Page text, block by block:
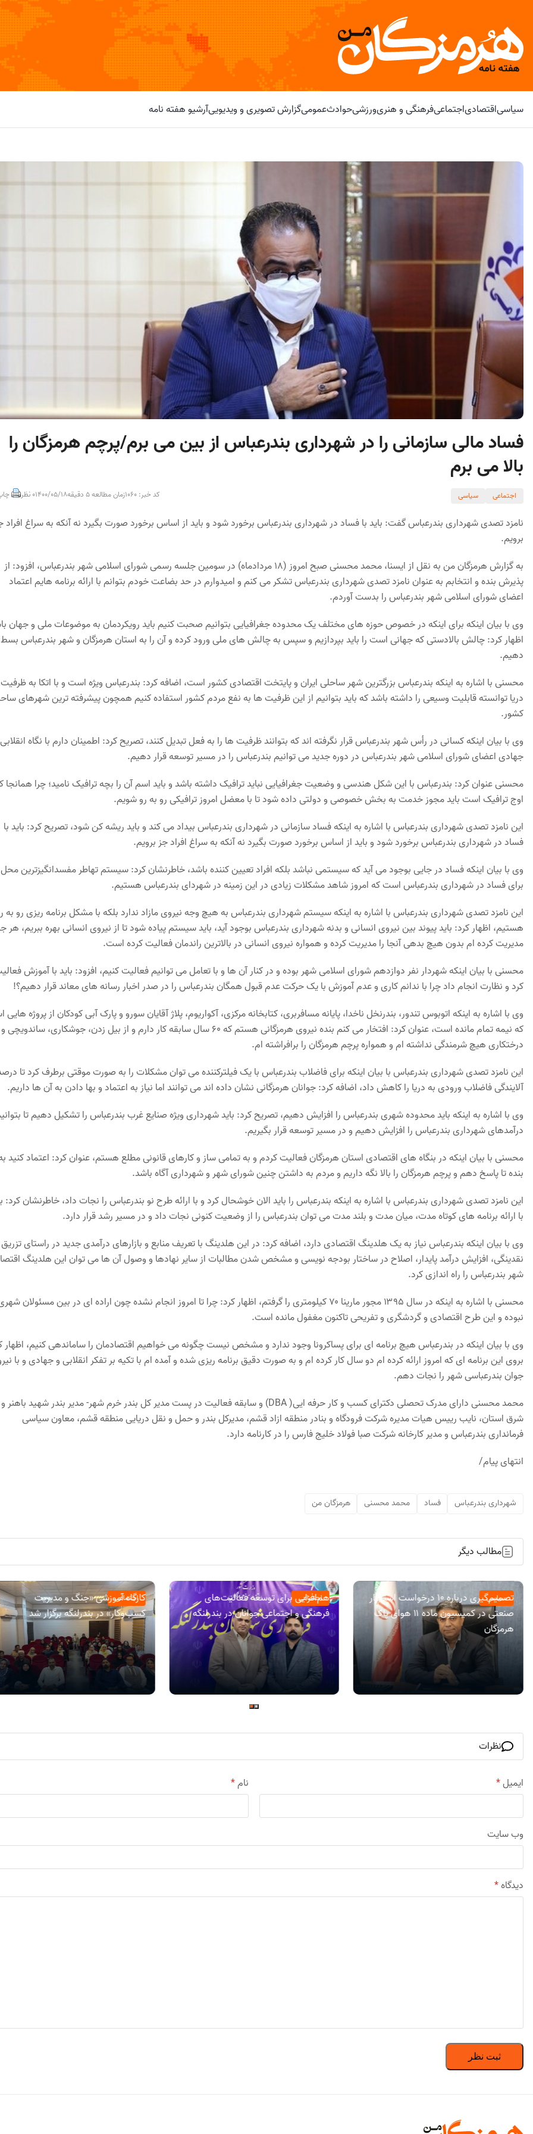
سیاسیاقتصادیاجتماعیفرهنگی و هنریورزشیحوادثعمومیگزارش تصویری و ویدیوییآرشیو هفته نامه
فساد مالی سازمانی را در شهرداری بندرعباس از بین می برم/پرچم هرمزگان را
بالا می برم
اجتماعی سیاسی کد خبر: 1060 زمان مطالعه 5 دقیقه 1400/05/180 نظر
نامزد تصدی شهرداری بندرعباس گفت: باید با فساد در شهرداری بندرعباس برخورد شود و باید از اساس برخورد صورت بگیرد نه آنکه به سراغ افراد
برویم.
به گزارش هرمزگان من به نقل از ایسنا، محمد محسنی صبح امروز (۱۸ مردادماه) در سومین جلسه رسمی شورای اسلامی شهر بندرعباس، افزود: از
پذیرش بنده و انتخابم به عنوان نامزد تصدی شهرداری بندرعباس تشکر می کنم و امیدوارم در حد بضاعت خودم بتوانم با ارائه برنامه هایم اعتماد
اعضای شورای اسلامی شهر بندرعباس را بدست آوردم.
وی با بیان اینکه برای اینکه در خصوص حوزه های مختلف یک محدوده جغرافیایی بتوانیم صحبت کنیم باید رویکردمان به موضوعات ملی و جهان
اظهار کرد: چالش بالادستی که جهانی است را باید بپردازیم و سپس به چالش های ملی ورود کرده و آن را به استان هرمزگان و شهر بندرعباس
دهیم.
محسنی با اشاره به اینکه بندرعباس بزرگترین شهر ساحلی ایران و پایتخت اقتصادی کشور است، اضافه کرد: بندرعباس ویژه است و با اتکا به ظرفیت
دریا توانسته قابلیت وسیعی را داشته باشد که باید بتوانیم از این ظرفیت ها به نفع مردم کشور استفاده کنیم همچون پیشرفته ترین شهرهای
کشور.
وی با بیان اینکه کسانی در رأس شهر بندرعباس قرار نگرفته اند که بتوانند ظرفیت ها را به فعل تبدیل کنند، تصریح کرد: اطمینان دارم با نگاه
جهادی اعضای شورای اسلامی شهر بندرعباس در دوره جدید می توانیم بندرعباس را در مسیر توسعه قرار دهیم.
محسنی عنوان کرد: بندرعباس با این شکل هندسی و وضعیت جغرافیایی نباید ترافیک داشته باشد و باید اسم آن را بچه ترافیک نامید؛ چرا همانجا
اوج ترافیک است باید مجوز خدمت به بخش خصوصی و دولتی داده شود تا با معضل امروز ترافیکی رو به رو شویم.
این نامزد تصدی شهرداری بندرعباس با اشاره به اینکه فساد سازمانی در شهرداری بندرعباس بیداد می کند و باید ریشه کن شود، تصریح کرد: باید با
فساد در شهرداری بندرعباس برخورد شود و باید از اساس برخورد صورت بگیرد نه آنکه به سراغ افراد جز برویم.
وی با بیان اینکه فساد در جایی بوجود می آید که سیستمی نباشد بلکه افراد تعیین کننده باشد، خاطرنشان کرد: سیستم تهاطر مفسدانگیزترین محل
برای فساد در شهرداری بندرعباس است که امروز شاهد مشکلات زیادی در این زمینه در شهردای بندرعباس هستیم.
این نامزد تصدی شهرداری بندرعباس با اشاره به اینکه سیستم شهرداری بندرعباس به هیچ وجه نیروی مازاد ندارد بلکه با مشکل برنامه ریزی رو به
هستیم، اظهار کرد: باید پیوند بین نیروی انسانی و بدنه شهرداری بندرعباس بوجود آید، باید سیستم پیاده شود تا از نیروی انسانی بهره ببریم، هر
مدیریت کرده ام بدون هیچ بدهی آنجا را مدیریت کرده و همواره نیروی انسانی در بالاترین راندمان فعالیت کرده است.
محسنی با بیان اینکه شهردار نفر دوازدهم شورای اسلامی شهر بوده و در کنار آن ها و با تعامل می توانیم فعالیت کنیم، افزود: باید با آموزش
کرد و نظارت انجام داد چرا با ندانم کاری و عدم آموزش با یک حرکت عدم قبول همگان بندرعباس را در صدر اخبار رسانه های معاند قرار دهیم؟!
وی با اشاره به اینکه اتوبوس تندور، بندرنخل ناخدا، پایانه مسافربری، کتابخانه مرکزی، آکواریوم، پلاژ آقایان سورو و پارک آبی کودکان از پروژه
که نیمه تمام مانده است، عنوان کرد: افتخار می کنم بنده نیروی هرمزگانی هستم که ۶۰ سال سابقه کار دارم و از بیل زدن، جوشکاری، ساندویچی و
درختکاری هیچ شرمندگی نداشته ام و همواره پرچم هرمزگان را برافراشته ام.
این نامزد تصدی شهرداری بندرعباس با بیان اینکه برای فاضلاب بندرعباس با یک فیلترکننده می توان مشکلات را به صورت موقتی برطرف کرد تا
آلایندگی فاضلاب ورودی به دریا را کاهش داد، اضافه کرد: جوانان هرمزگانی نشان داده اند می توانند اما نیاز به اعتماد و بها دادن به آن ها داریم.
وی با اشاره به اینکه باید محدوده شهری بندرعباس را افزایش دهیم، تصریح کرد: باید شهرداری ویژه صنایع غرب بندرعباس را تشکیل دهیم تا
درآمدهای شهرداری بندرعباس را افزایش دهیم و در مسیر توسعه قرار بگیریم.
محسنی با بیان اینکه در بنگاه های اقتصادی استان هرمزگان فعالیت کردم و به تمامی ساز و کارهای قانونی مطلع هستم، عنوان کرد: اعتماد کنید
بنده تا پاسخ دهم و پرچم هرمزگان را بالا نگه داریم و مردم به داشتن چنین شورای شهر و شهرداری آگاه باشد.
این نامزد تصدی شهرداری بندرعباس با اشاره به اینکه بندرعباس را باید الان خوشحال کرد و با ارائه طرح نو بندرعباس را نجات داد، خاطرنشان کرد:
با ارائه برنامه های کوتاه مدت، میان مدت و بلند مدت می توان بندرعباس را از وضعیت کنونی نجات داد و در مسیر رشد قرار دارد.
وی با بیان اینکه بندرعباس نیاز به یک هلدینگ اقتصادی دارد، اضافه کرد: در این هلدینگ با تعریف منابع و بازارهای درآمدی جدید در راستای تزریق
نقدینگی، افزایش درآمد پایدار، اصلاح در ساختار بودجه نویسی و مشخص شدن مطالبات از سایر نهادها و وصول آن ها می توان این هلدینگ
شهر بندرعباس را راه اندازی کرد.
محسنی با اشاره به اینکه در سال ۱۳۹۵ مجور مارینا ۷۰ کیلومتری را گرفتم، اظهار کرد: چرا تا امروز انجام نشده چون اراده ای در بین مسئولان
نبوده و این طرح اقتصادی و گردشگری و تفریحی تاکنون مغفول مانده است.
وی با بیان اینکه در بندرعباس هیچ برنامه ای برای پساکرونا وجود ندارد و مشخص نیست چگونه می خواهیم اقتصادمان را ساماندهی کنیم، اظهار
بروی این برنامه ای که امروز ارائه کرده ام دو سال کار کرده ام و به صورت دقیق برنامه ریزی شده و آمده ام با تکیه بر تفکر انقلابی و جهادی و با
جوان بندرعباسی شهر را نجات دهم.
محمد محسنی دارای مدرک تحصلی دکترای کسب و کار حرفه ایی( DBA) و سابقه فعالیت در پست مدیر کل بندر خرم شهر- مدیر بندر شهید باهنر و
شرق استان، نایب رییس هیات مدیره شرکت فرودگاه و بنادر منطقه ازاد قشم، مدیرکل بندر و حمل و نقل دریایی منطقه قشم، معاون سیاسی
فرمانداری بندرعباس و مدیر کارخانه شرکت صبا فولاد خلیج فارس را در کارنامه دارد.
انتهای پیام/
شهرداری بندرعباس فساد محمد محسنی هرمزگان من
مطالب دیگر
اجتماعی
کارگاه آموزشی «جنگ و مدیریت
کسب‌وکار» در بندرلنگه برگزار شد
اجتماعی
هم‌افزایی برای توسعه فعالیت‌های
فرهنگی و اجتماعی جوانان در بندرلنگه
سیاسی
تصمیم‌گیری درباره ۱۰ درخواست استقرار
صنعتی در کمیسیون ماده ۱۱ هوای پاک
هرمزگان
نظرات
نام* ایمیل*
وب‌ سایت
دیدگاه*